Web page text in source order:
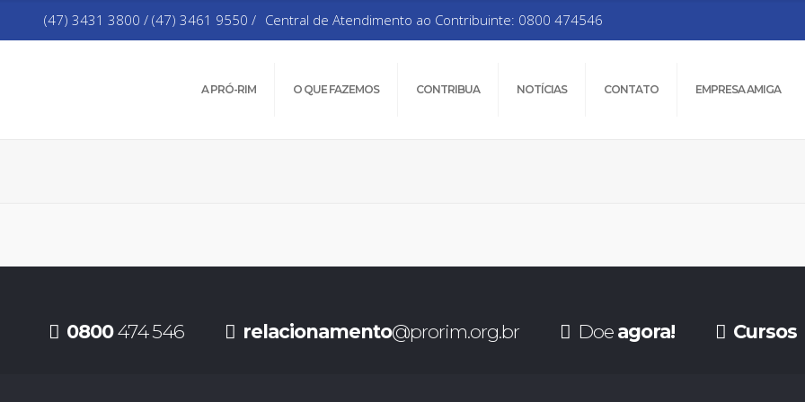
(47) 3431 3800 / (47) 3461 9550 / Central de Atendimento ao Contribuinte: 0800 474546
A PRÓ-RIM O QUE FAZEMOS CONTRIBUA NOTÍCIAS CONTATO EMPRESA AMIGA
0800474 546 relacionamento@prorim.org.br Doe agora! Cursos